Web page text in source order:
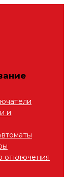
и
отключения